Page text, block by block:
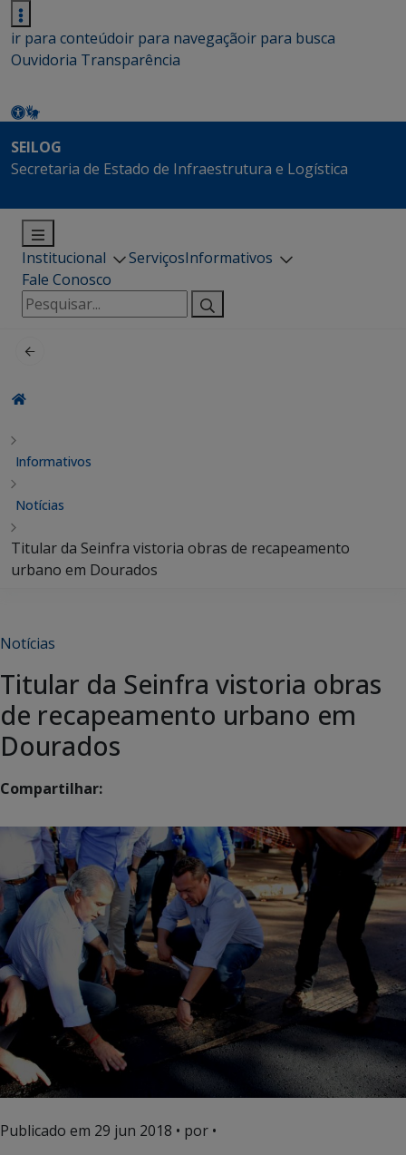
ir para conteúdoir para navegaçãoir para busca
Ouvidoria Transparência
SEILOG
Secretaria de Estado de Infraestrutura e Logística
Institucional ServiçosInformativos
Fale Conosco
Pesquisar
por:
Informativos
Notícias
Titular da Seinfra vistoria obras de recapeamento
urbano em Dourados
Notícias
Titular da Seinfra vistoria obras
de recapeamento urbano em
Dourados
Compartilhar:
Publicado em 29 jun 2018 • por •